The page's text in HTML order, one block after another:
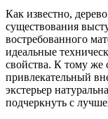
Как известно,
существования
востребованного
идеальные
свойства. К тому же
привлекательный
экстерьер
подчеркнуть с